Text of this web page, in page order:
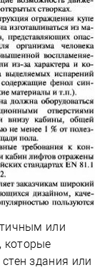
или
которые
здания или